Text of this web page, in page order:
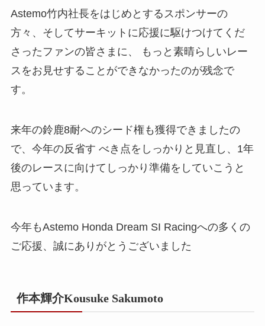
Astemo竹内社⻑をはじめとするスポンサーの
方々、そしてサーキットに応援に駆けつけてくだ
さったファンの皆さまに、 もっと素晴らしいレー
スをお見せすることができなかったのが残念で
す。
来年の鈴鹿8耐へのシード権も獲得できましたの
で、今年の反省す べき点をしっかりと見直し、1年
後のレースに向けてしっかり準備をしていこうと
思っています。
今年もAstemo Honda Dream SI Racingへの多くの
ご応援、誠にありがとうございました
作本輝介Kousuke Sakumoto